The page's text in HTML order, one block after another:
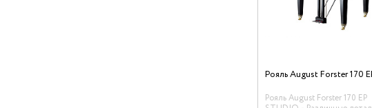
Рояль August Forster 170 EP